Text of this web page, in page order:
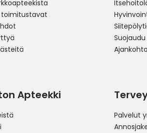
toimitustavat
Apteekki
Palvelut